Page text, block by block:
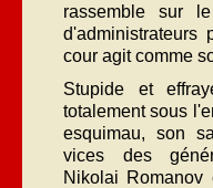
rassemble sur
d'administrateurs
cour agit comme
Stupide et
totalement sous
esquimau, son
vices des
Nikolai Romanov